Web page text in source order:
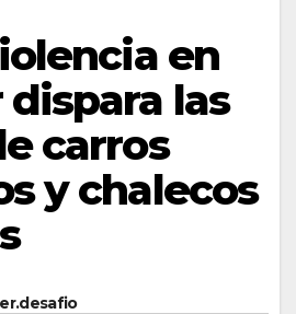
en
dispara las
carros
y chalecos